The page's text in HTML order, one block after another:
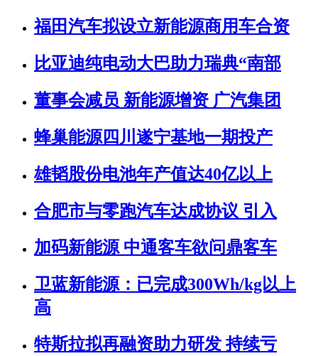
福田汽车拟设立新能源商用车合资
比亚迪纯电动大巴助力瑞典“南部
董事会减员 新能源增资 广汽集团
蜂巢能源四川遂宁基地一期投产
雄韬股份电池年产值达40亿以上
合肥市与零跑汽车达成协议 引入
加码新能源 中通客车欲问鼎客车
卫蓝新能源：已完成300Wh/kg以上
高
特斯拉拟再融资助力研发 持续亏